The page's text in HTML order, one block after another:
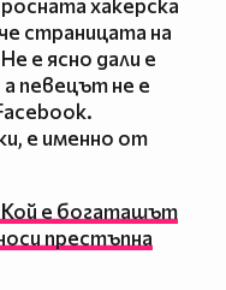
хакерска
страницата на
е ясно дали е
певецът не е
е именно от
Кой е богаташът
престъпна